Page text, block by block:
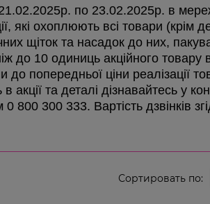
по 23.02.2025р. в
які охоплюють всі товари (крім
щіток та насадок до них,
до 10 одиниць акційного
до попередньої ціни реалізації
в акції та деталі дізнавайтесь у
800 300 333. Вартість дзвінків
Сортировать по: